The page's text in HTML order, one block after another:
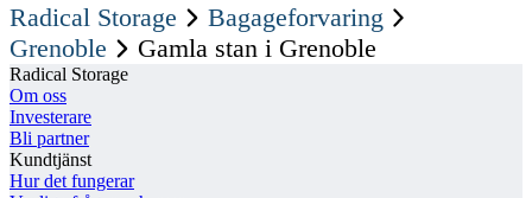
Radical Storage
Bagageforvaring
Grenoble
Gamla stan i Grenoble
Radical Storage
Om oss
Investerare
Bli partner
Kundtjänst
Hur det fungerar